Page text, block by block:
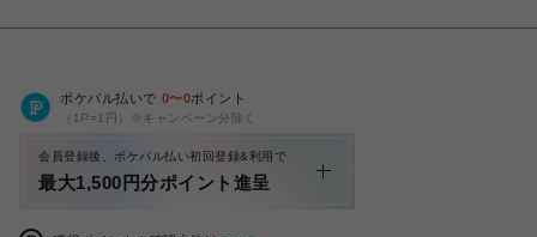
ポケパル払いで 0〜0ポイント
（1P=1円）※キャンペーン分除く
会員登録後、ポケパル払い初回登録&利用で
最大1,500円分ポイント進呈